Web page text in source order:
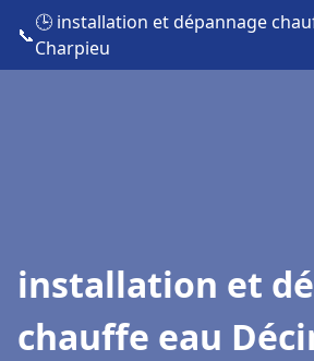
📞
🕒 installation et dépannage
Charpieu
installation et
chauffe eau